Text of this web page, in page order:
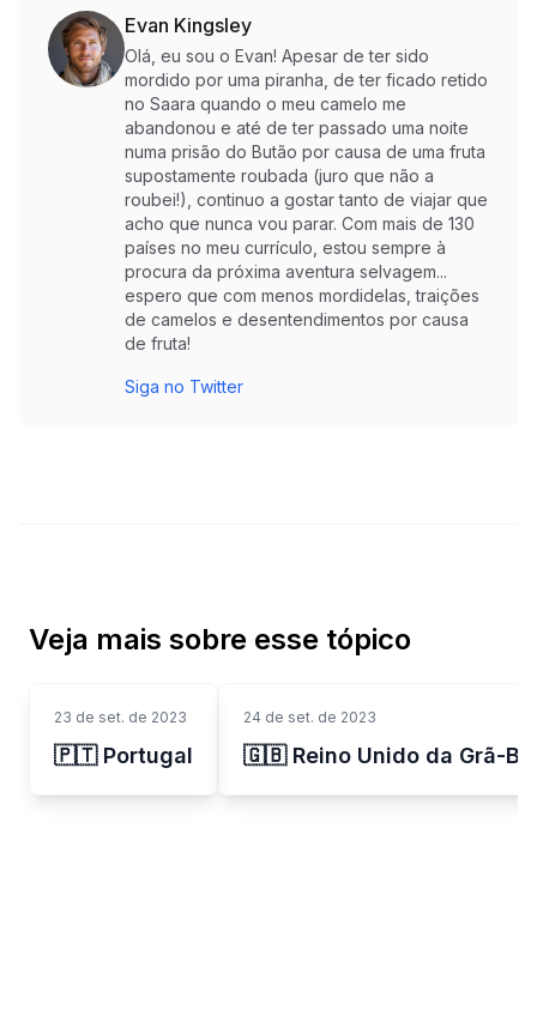
Evan Kingsley
Olá, eu sou o Evan! Apesar de ter sido
mordido por uma piranha, de ter ficado retido
no Saara quando o meu camelo me
abandonou e até de ter passado uma noite
numa prisão do Butão por causa de uma fruta
supostamente roubada (juro que não a
roubei!), continuo a gostar tanto de viajar que
acho que nunca vou parar. Com mais de 130
países no meu currículo, estou sempre à
procura da próxima aventura selvagem...
espero que com menos mordidelas, traições
de camelos e desentendimentos por causa
de fruta!
Siga no Twitter
Veja mais sobre esse tópico
23 de set. de 2023
🇵🇹 Portugal
24 de set. de 2023